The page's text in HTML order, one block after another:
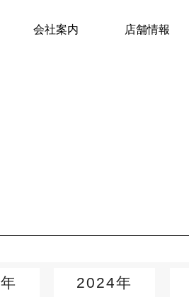
会社案内 店舗情報
2024年